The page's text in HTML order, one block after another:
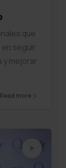
que
seguir
y mejorar
Read more